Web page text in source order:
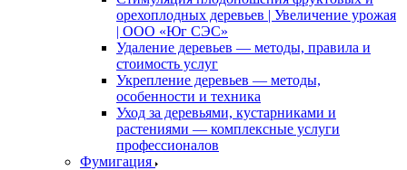
орехоплодных деревьев | Увеличение урожая
| ООО «Юг СЭС»
Удаление деревьев — методы, правила и
стоимость услуг
Укрепление деревьев — методы,
особенности и техника
Уход за деревьями, кустарниками и
растениями — комплексные услуги
профессионалов
Фумигация